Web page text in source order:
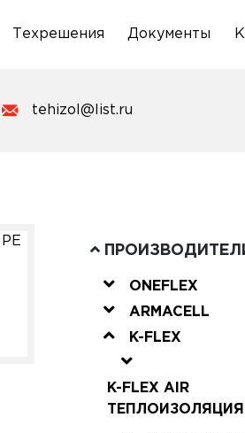
Техрешения Документы
tehizol@list.ru
ONEFLEX
ARMACELL
K-FLEX
K-FLEX AIR
ТЕПЛОИЗОЛЯЦИЯ